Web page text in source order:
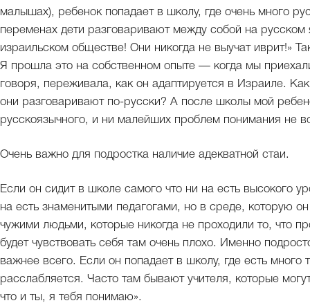
малышах), ребенок попадает в школу, где очень много
переменах дети разговаривают между собой на
израильском обществе! Они никогда не выучат иврит!»
Я прошла это на собственном опыте — когда мы
говоря, переживала, как он адаптируется в Израиле.
они разговаривают по-русски? А после школы мой
русскоязычного, и ни малейших проблем понимания не
Очень важно для подростка наличие адекватной стаи.
Если он сидит в школе самого что ни на есть высокого
на есть знаменитыми педагогами, но в среде, которую
чужими людьми, которые никогда не проходили то, что
будет чувствовать себя там очень плохо. Именно
важнее всего. Если он попадает в школу, где есть
расслабляется. Часто там бывают учителя, которые
что и ты, я тебя понимаю».